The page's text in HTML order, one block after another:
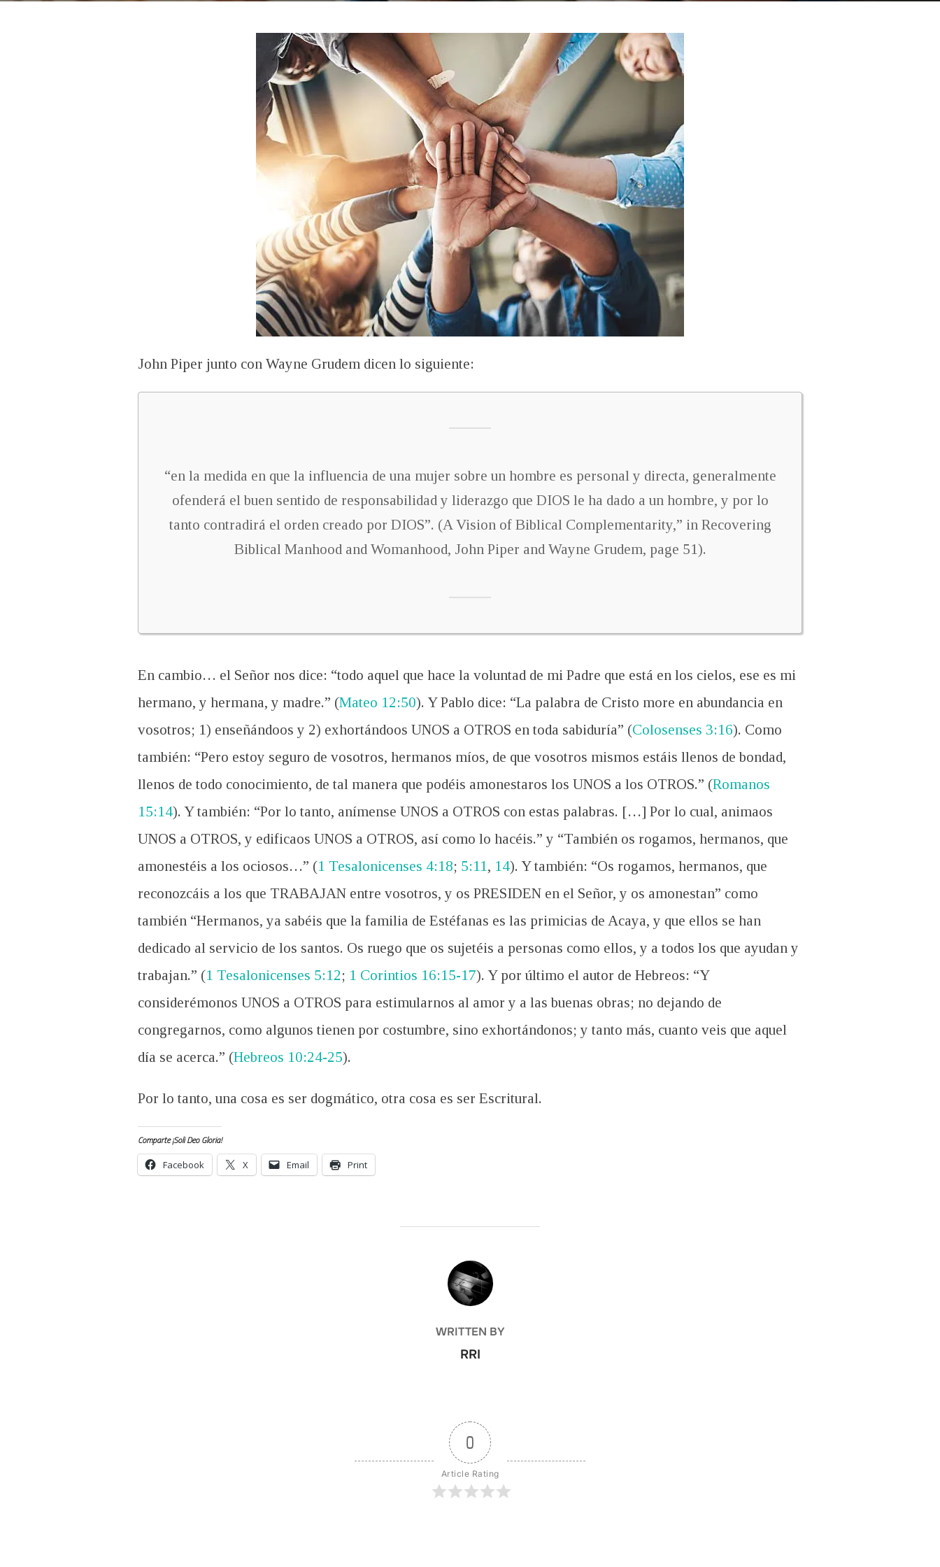
John Piper junto con Wayne Grudem dicen lo siguiente:
“en la medida en que la influencia de una mujer sobre un hombre es personal y directa, generalmente
ofenderá el buen sentido de responsabilidad y liderazgo que DIOS le ha dado a un hombre, y por lo
tanto contradirá el orden creado por DIOS”. (A Vision of Biblical Complementarity,” in Recovering
Biblical Manhood and Womanhood, John Piper and Wayne Grudem, page 51).
En cambio… el Señor nos dice: “todo aquel que hace la voluntad de mi Padre que está en los cielos, ese es mi
hermano, y hermana, y madre.” (Mateo 12:50). Y Pablo dice: “La palabra de Cristo more en abundancia en
vosotros; 1) enseñándoos y 2) exhortándoos UNOS a OTROS en toda sabiduría” (Colosenses 3:16). Como
también: “Pero estoy seguro de vosotros, hermanos míos, de que vosotros mismos estáis llenos de bondad,
llenos de todo conocimiento, de tal manera que podéis amonestaros los UNOS a los OTROS.” (Romanos
15:14). Y también: “Por lo tanto, anímense UNOS a OTROS con estas palabras. […] Por lo cual, animaos
UNOS a OTROS, y edificaos UNOS a OTROS, así como lo hacéis.” y “También os rogamos, hermanos, que
amonestéis a los ociosos…” (1 Tesalonicenses 4:18; 5:11, 14). Y también: “Os rogamos, hermanos, que
reconozcáis a los que TRABAJAN entre vosotros, y os PRESIDEN en el Señor, y os amonestan” como
también “Hermanos, ya sabéis que la familia de Estéfanas es las primicias de Acaya, y que ellos se han
dedicado al servicio de los santos. Os ruego que os sujetéis a personas como ellos, y a todos los que ayudan y
trabajan.” (1 Tesalonicenses 5:12; 1 Corintios 16:15-17). Y por último el autor de Hebreos: “Y
considerémonos UNOS a OTROS para estimularnos al amor y a las buenas obras; no dejando de
congregarnos, como algunos tienen por costumbre, sino exhortándonos; y tanto más, cuanto veis que aquel
día se acerca.” (Hebreos 10:24-25).
Por lo tanto, una cosa es ser dogmático, otra cosa es ser Escritural.
Comparte ¡Soli Deo Gloria!
Facebook X Email Print
POST AUTHOR
WRITTEN BY
RRI
0
Article Rating